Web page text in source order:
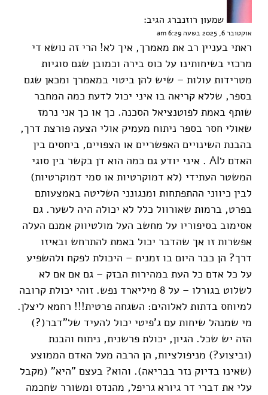
שמעון רוזנברג הגיב:
אוקטובר 6, 2025 בשעה 6:29 am
ראתי בעניין רב את מאמרך, איך לא! הרי זה נושא די
מרכזי בשיחותינו על כוס בירה וכמובן שגם סוגיות
מטרידות עולות – שיש להן ביטוי במאמרך ומכאן שגם
בספר, שללא קריאה בו איני יכול לדעת כמה המחבר
שותף באמת לפוטנציאל הסכנה. כך או כך אני נרמז
שאולי חסר בספר ניתוח מעמיק אולי הצעה פורצת דרך,
בהבנת השינויים האפשריים או הצפויים, ביחסים בין
האדם לAI . איני יודע גם כמה הוא דן בקשר בין סוגי
המשטר העתידי (לא דמוקרטיות או סמי דמוקרטיות)
לבין כיווני ההתפתחות ומנגונני השליטה באמצעותם
בפרט, ברמות שאורוול כלל לא יכולה היה לשער. גם
אסימוב בסיפוריו על מחשב העל מולטיווק אמנם העלה
אפשרות זו אך שהדבר יכול באמת להתרחש ובאיזו
דרך? הן כבר היום בו זמנית – היכולת לפקח ולהשפיע
על כל אדם כל העת במהירות הבזק – גם אם אם לא
לשלוט בגורלו – על 8 מיליארד נפש. זוהי יכולת קרובה
למיוחס בדתות לאלוהים: השגחה פרטית!!! רחמא ליצלן.
מי שמנהל שיחות עם ג'פיטי יכול להעיד של"דבר(?)
הזה יש שכל. הגיון, יכולת פרשנית, ניתוח והבנת
(וביצוע?) מניפולציות, הן הרבה מעל האדם הממוצע
(שאינו בדיוק נזר בבריאה). והוא? בעצם "היא" (מקבל
עלי את דברי דר גיורא גריפל, מהנדס ומשורר שחכמה